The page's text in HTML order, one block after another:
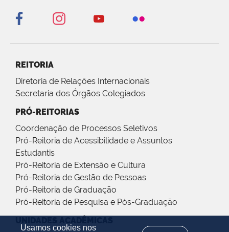
Usamos cookies nos
REITORIA
Diretoria de Relações Internacionais
Secretaria dos Órgãos Colegiados
PRÓ-REITORIAS
Coordenação de Processos Seletivos
Pró-Reitoria de Acessibilidade e Assuntos
Estudantis
Pró-Reitoria de Extensão e Cultura
Pró-Reitoria de Gestão de Pessoas
Pró-Reitoria de Graduação
Pró-Reitoria de Pesquisa e Pós-Graduação